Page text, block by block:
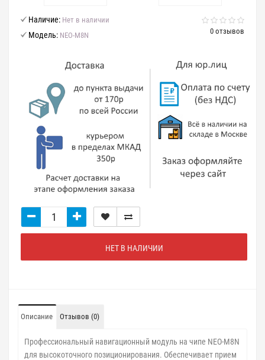
0 отзывов
Наличие: Нет в наличии
Модель: NEO-M8N
НЕТ В НАЛИЧИИ
Описание Отзывов (0)
Профессиональный навигационный модуль на чипе NEO-M8N
для высокоточного позиционирования. Обеспечивает прием